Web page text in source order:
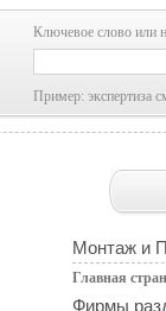
Ключевое слово или
Пример: экспертиза
Монтаж и
Главная
Фирмы